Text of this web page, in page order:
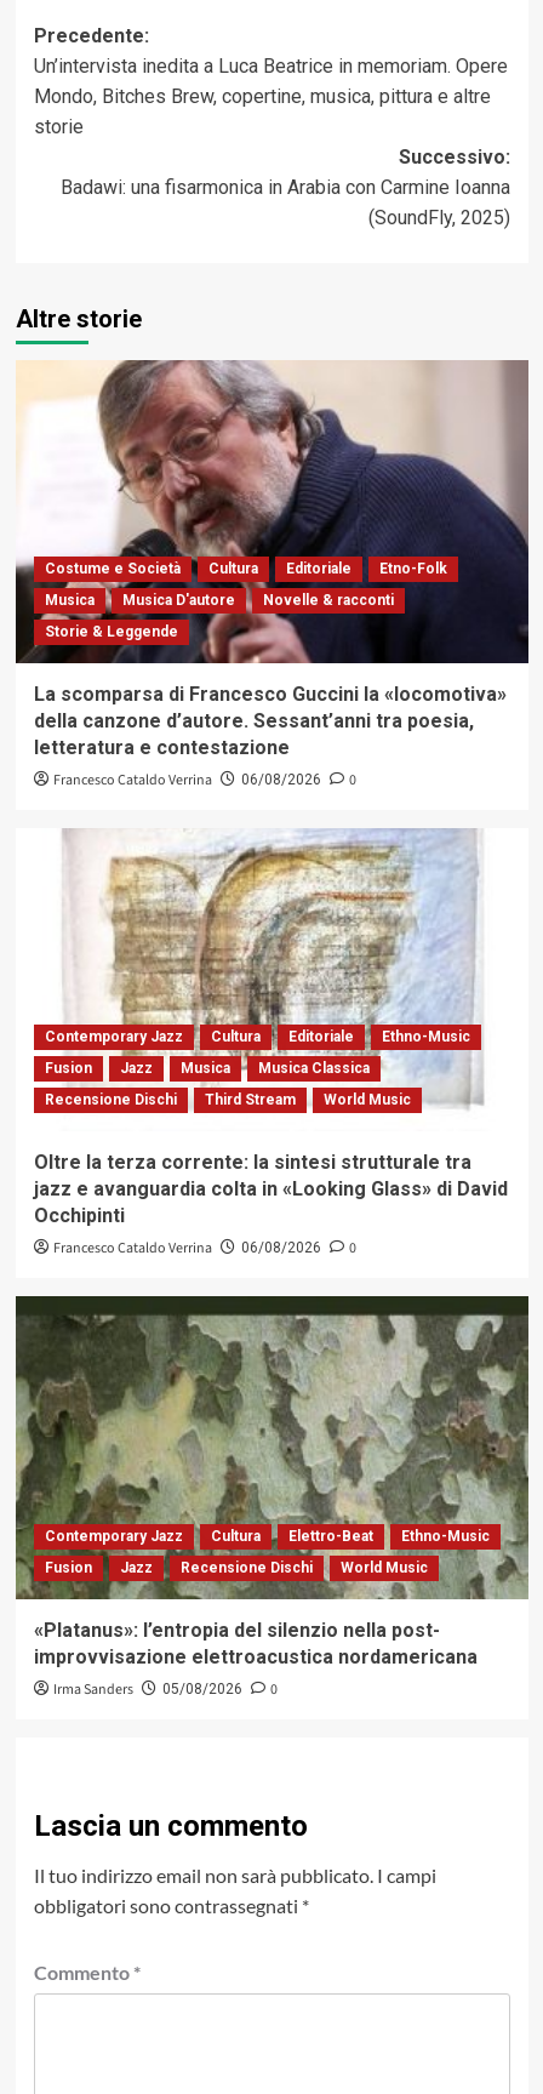
Navigazione
articolo
Precedente:
Un’intervista inedita a Luca Beatrice in memoriam. Opere
Mondo, Bitches Brew, copertine, musica, pittura e altre
storie
Successivo:
Badawi: una fisarmonica in Arabia con Carmine Ioanna
(SoundFly, 2025)
Altre storie
Costume e Società Cultura Editoriale
Etno-Folk
Musica
Musica D'autore
Novelle & racconti
Storie & Leggende
La scomparsa di Francesco Guccini la «locomotiva»
della canzone d’autore. Sessant’anni tra poesia,
letteratura e contestazione
Francesco Cataldo Verrina 06/08/2026 0
Contemporary Jazz Cultura Editoriale
Ethno-Music
Fusion
Jazz Musica
Musica Classica
Recensione Dischi
Third Stream World Music
Oltre la terza corrente: la sintesi strutturale tra
jazz e avanguardia colta in «Looking Glass» di David
Occhipinti
Francesco Cataldo Verrina 06/08/2026 0
Contemporary Jazz Cultura Elettro-Beat
Ethno-Music
Fusion
Jazz Recensione Dischi World Music
«Platanus»: l’entropia del silenzio nella post-
improvvisazione elettroacustica nordamericana
Irma Sanders 05/08/2026 0
Lascia un commento
Il tuo indirizzo email non sarà pubblicato. I campi
obbligatori sono contrassegnati *
Commento *